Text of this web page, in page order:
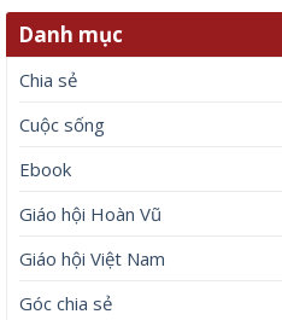
Danh mục
Chia sẻ
Cuộc sống
Ebook
Giáo hội Hoàn Vũ
Giáo hội Việt Nam
Góc chia sẻ